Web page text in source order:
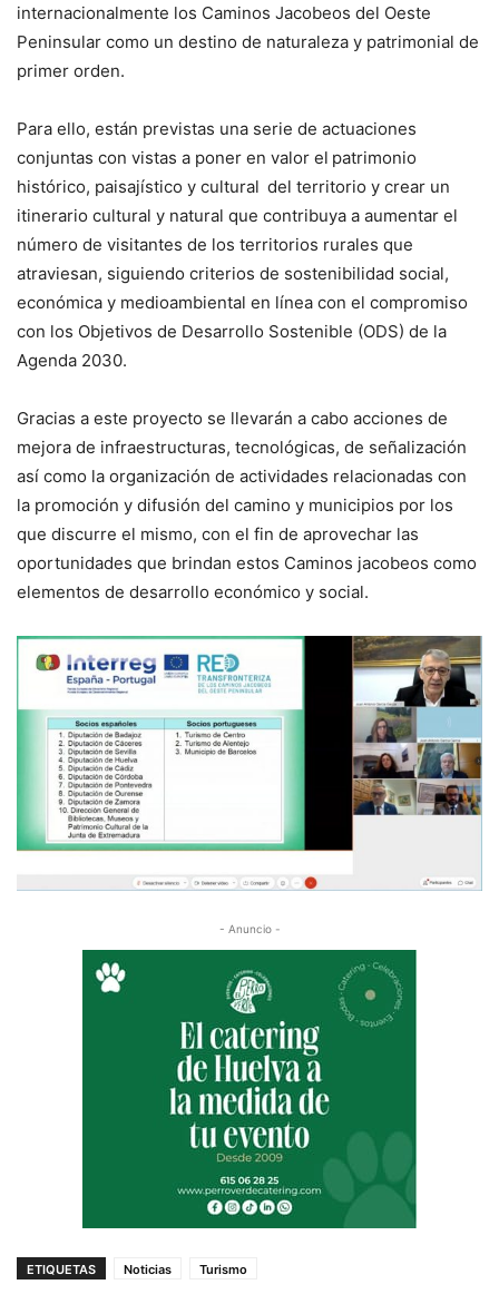
internacionalmente los Caminos Jacobeos del Oeste
Peninsular como un destino de naturaleza y patrimonial de
primer orden.
Para ello, están previstas una serie de actuaciones
conjuntas con vistas a poner en valor el patrimonio
histórico, paisajístico y cultural del territorio y crear un
itinerario cultural y natural que contribuya a aumentar el
número de visitantes de los territorios rurales que
atraviesan, siguiendo criterios de sostenibilidad social,
económica y medioambiental en línea con el compromiso
con los Objetivos de Desarrollo Sostenible (ODS) de la
Agenda 2030.
Gracias a este proyecto se llevarán a cabo acciones de
mejora de infraestructuras, tecnológicas, de señalización
así como la organización de actividades relacionadas con
la promoción y difusión del camino y municipios por los
que discurre el mismo, con el fin de aprovechar las
oportunidades que brindan estos Caminos jacobeos como
elementos de desarrollo económico y social.
- Anuncio -
ETIQUETAS Noticias Turismo